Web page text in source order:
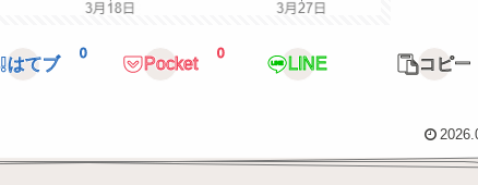
はてブ
0
Pocket
0
LINE コピー